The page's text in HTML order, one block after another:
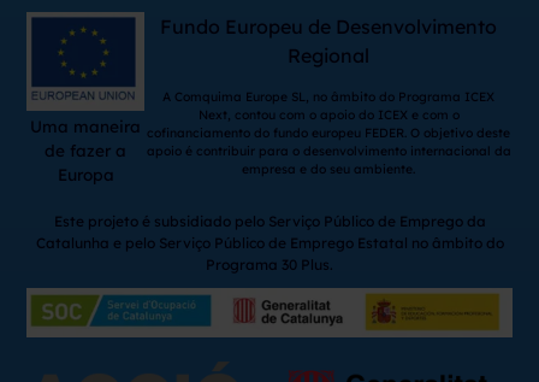
Uma maneira
de fazer a
Europa
Fundo Europeu de Desenvolvimento
Regional
A Comquima Europe SL, no âmbito do Programa ICEX
Next, contou com o apoio do ICEX e com o
cofinanciamento do fundo europeu FEDER. O objetivo deste
apoio é contribuir para o desenvolvimento internacional da
empresa e do seu ambiente.
Este projeto é subsidiado pelo Serviço Público de Emprego da
Catalunha e pelo Serviço Público de Emprego Estatal no âmbito do
Programa 30 Plus.